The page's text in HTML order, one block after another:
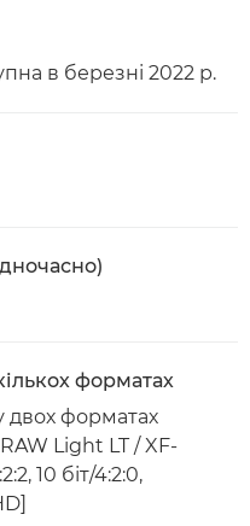
в березні 2022 р.
форматах
двох форматах
Light LT / XF-
10 біт/4:2:0,